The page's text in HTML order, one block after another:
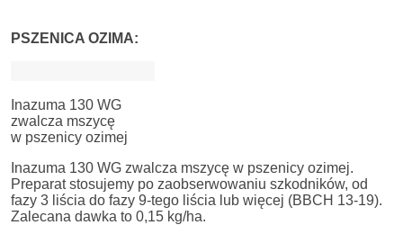
PSZENICA OZIMA:
Inazuma 130 WG
zwalcza mszycę
w pszenicy ozimej
Inazuma 130 WG zwalcza mszycę w pszenicy ozimej.
Preparat stosujemy po zaobserwowaniu szkodników, od
fazy 3 liścia do fazy 9-tego liścia lub więcej (BBCH 13-19).
Zalecana dawka to 0,15 kg/ha.